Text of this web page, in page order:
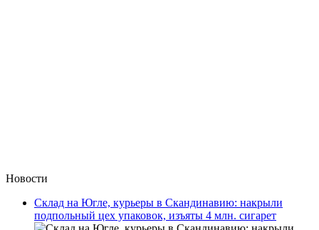
Новости
Склад на Югле, курьеры в Скандинавию: накрыли
подпольный цех упаковок, изъяты 4 млн. сигарет